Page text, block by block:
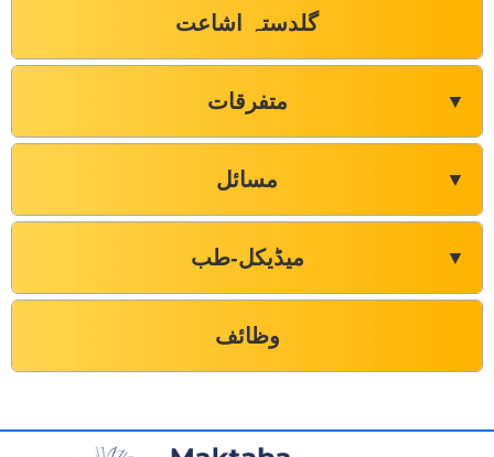
گلدستہ اشاعت
متفرقات ▼
مسائل ▼
میڈیکل-طب ▼
وظائف